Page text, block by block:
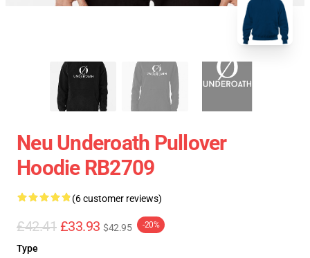
Neu Underoath Pullover
Hoodie RB2709
(6 customer reviews)
£42.41 £33.93 $42.95 -20%
Type